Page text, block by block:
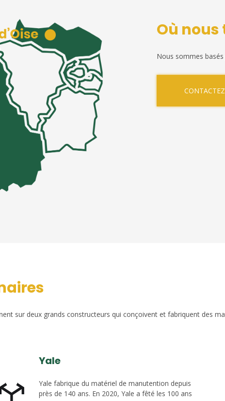
Où nous
Nous sommes basés
sur deux grands constructeurs qui conçoivent et fabriquent des
Yale
Yale fabrique du matériel de manutention depuis
près de 140 ans. En 2020, Yale a fêté les 100 ans